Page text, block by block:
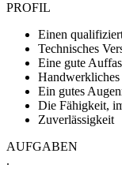
PROFIL
Einen
Technisches
Eine gute
Ein gutes
Die Fähigkeit,
Zuverlässigkeit
AUFGABEN
.